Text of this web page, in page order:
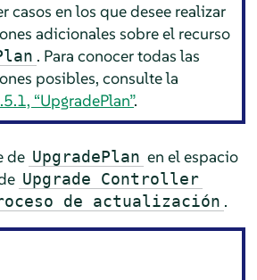
casos en los que desee realizar
adicionales sobre el recurso
. Para conocer todas las
posibles, consulte la
“UpgradePlan”.
de UpgradePlan en el espacio
Upgrade Controller
de actualización .